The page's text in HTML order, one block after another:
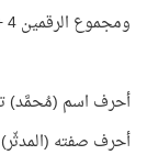
ومجموع الرقمين 4 + 8 يساوي
أحرف اسم (مُحمَّد)
أحرف صفته (المدثّر)